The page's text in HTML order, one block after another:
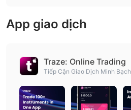
App giao dịch
Traze: Online Trading
Tiếp Cận Giao Dịch Minh Bạch